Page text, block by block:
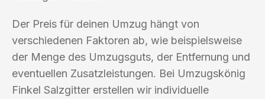
Der Preis für deinen Umzug hängt von
verschiedenen Faktoren ab, wie beispielsweise
der Menge des Umzugsguts, der Entfernung und
eventuellen Zusatzleistungen. Bei Umzugskönig
Finkel Salzgitter erstellen wir individuelle